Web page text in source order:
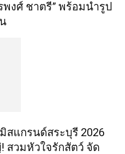
งศ์ ชาตรี” พร้อมนำรูป
สแกรนด์สระบุรี 2026
สวมหัวใจรักสัตว์ จัด